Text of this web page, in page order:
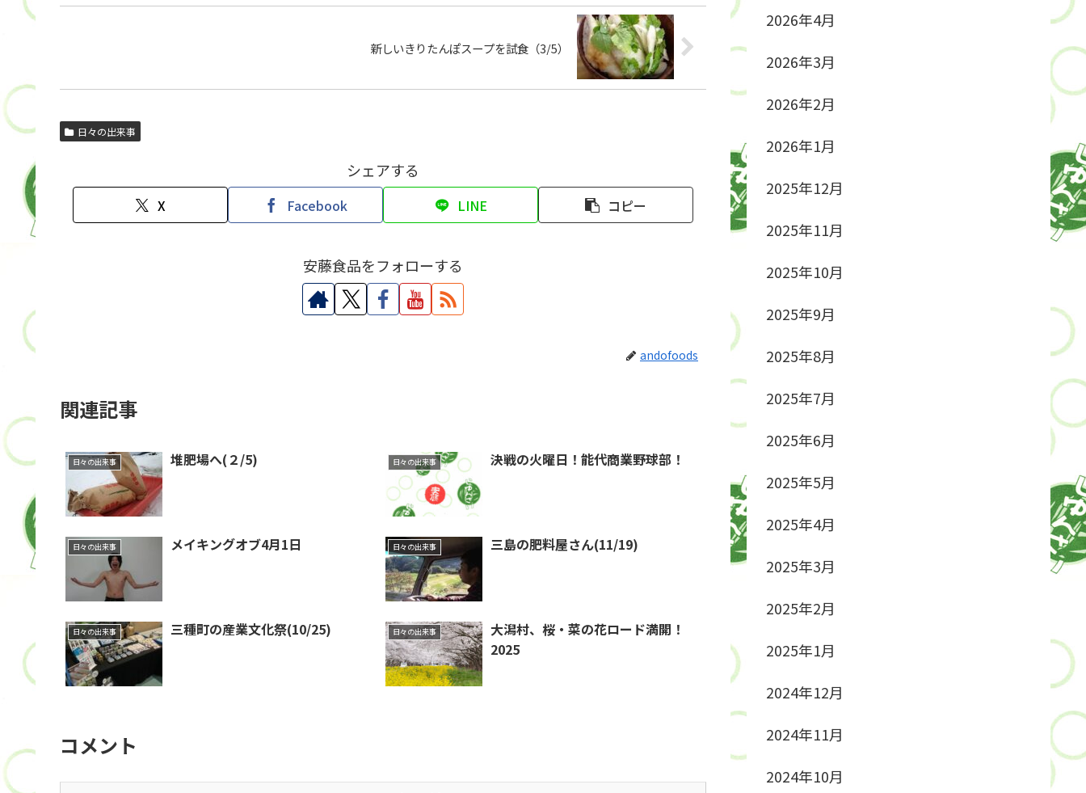
新しいきりたんぽスープを試食（3/5）
日々の出来事
シェアする
X Facebook LINE コピー
安藤食品をフォローする
andofoods
関連記事
日々の出来事 堆肥場へ(２/5) 日々の出来事 決戦の火曜日！能代商業野球部！
日々の出来事 メイキングオブ4月1日 日々の出来事 三島の肥料屋さん(11/19)
日々の出来事 三種町の産業文化祭(10/25) 日々の出来事
大潟村、桜・菜の花ロード満開！
2025
コメント
2026年4月
2026年3月
2026年2月
2026年1月
2025年12月
2025年11月
2025年10月
2025年9月
2025年8月
2025年7月
2025年6月
2025年5月
2025年4月
2025年3月
2025年2月
2025年1月
2024年12月
2024年11月
2024年10月